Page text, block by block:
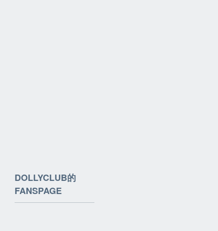
DOLLYCLUB的
FANSPAGE